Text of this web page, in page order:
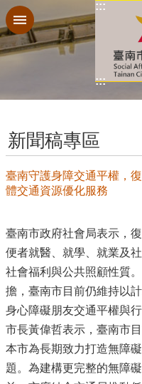
跳到主要內容區塊
:::
:::
新聞稿專區
臺南守護身障交通平權，
體交通資源優化服務
臺南市政府社會局表示，
便者就醫、就學、就業及
社會福利與公共照顧性質
擔，臺南市目前仍維持以
身心障礙朋友交通平權與行
市長黃偉哲表示，臺南市
本市為長期致力打造無障
題。為建構更完整的無障